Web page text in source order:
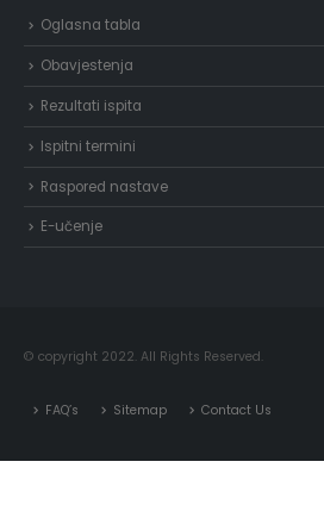
Oglasna tabla
Obavjestenja
Rezultati ispita
Ispitni termini
Raspored nastave
E-učenje
© copyright 2022. All Rights Reserved.
FAQ’s Sitemap Contact Us